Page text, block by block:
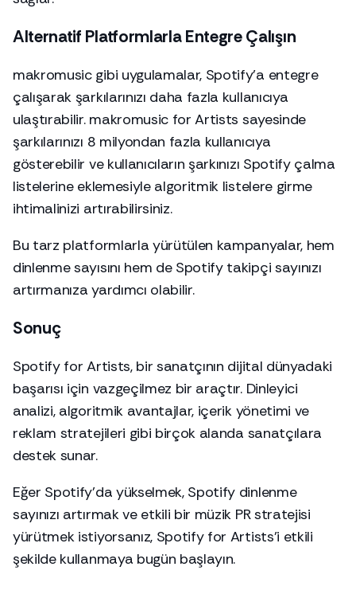
Alternatif Platformlarla Entegre Çalışın
makromusic gibi uygulamalar, Spotify’a entegre
çalışarak şarkılarınızı daha fazla kullanıcıya
ulaştırabilir. makromusic for Artists sayesinde
şarkılarınızı 8 milyondan fazla kullanıcıya
gösterebilir ve kullanıcıların şarkınızı Spotify çalma
listelerine eklemesiyle algoritmik listelere girme
ihtimalinizi artırabilirsiniz.
Bu tarz platformlarla yürütülen kampanyalar, hem
dinlenme sayısını hem de Spotify takipçi sayınızı
artırmanıza yardımcı olabilir.
Sonuç
Spotify for Artists, bir sanatçının dijital dünyadaki
başarısı için vazgeçilmez bir araçtır. Dinleyici
analizi, algoritmik avantajlar, içerik yönetimi ve
reklam stratejileri gibi birçok alanda sanatçılara
destek sunar.
Eğer Spotify’da yükselmek, Spotify dinlenme
sayınızı artırmak ve etkili bir müzik PR stratejisi
yürütmek istiyorsanız, Spotify for Artists’i etkili
şekilde kullanmaya bugün başlayın.